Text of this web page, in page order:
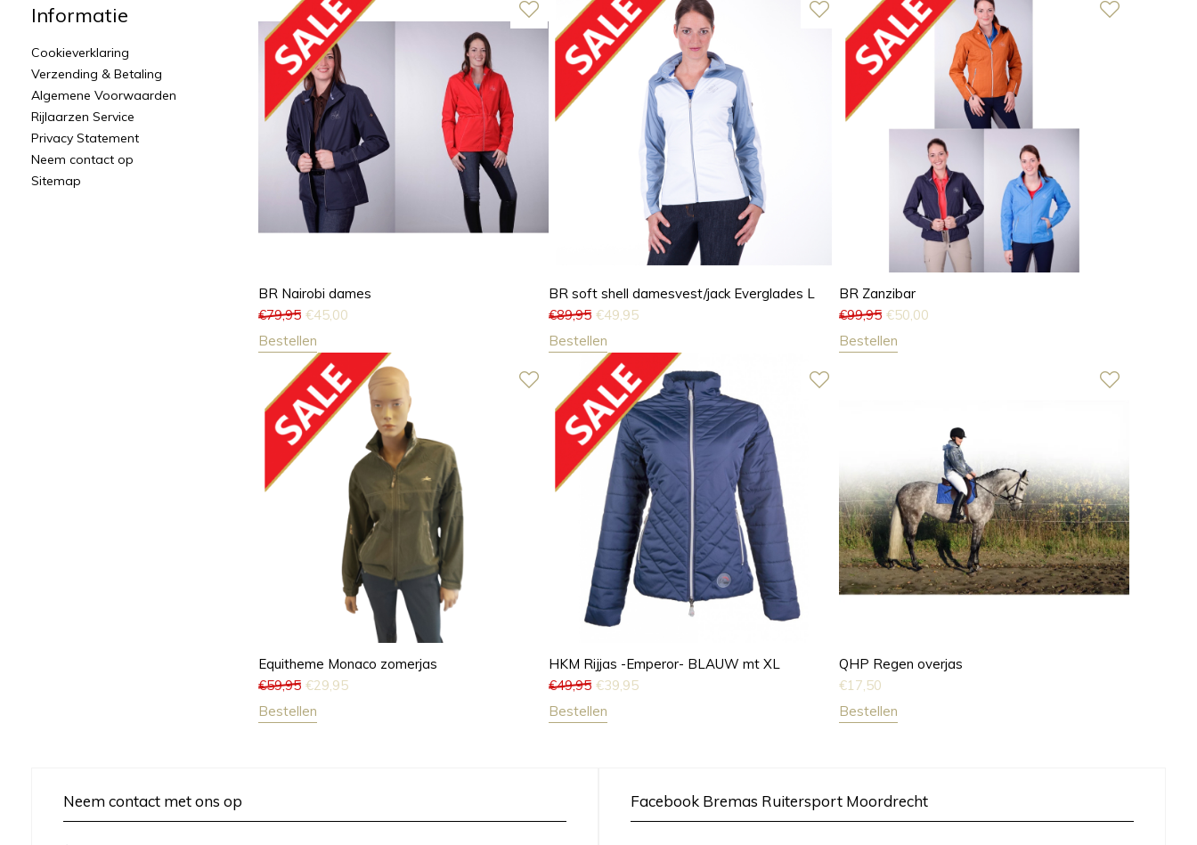
Informatie
Cookieverklaring
Verzending & Betaling
Algemene Voorwaarden
Rijlaarzen Service
Privacy Statement
Neem contact op
Sitemap
BR Nairobi dames
€79,95 €45,00
Bestellen
BR soft shell damesvest/jack Everglades L
€89,95 €49,95
Bestellen
BR Zanzibar
€99,95 €50,00
Bestellen
Equitheme Monaco zomerjas
€59,95 €29,95
Bestellen
HKM Rijjas -Emperor- BLAUW mt XL
€49,95 €39,95
Bestellen
QHP Regen overjas
€17,50
Bestellen
Neem contact met ons op Facebook Bremas Ruitersport Moordrecht